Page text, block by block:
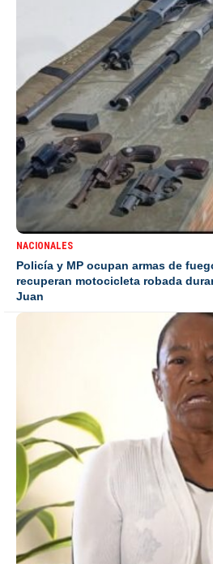
NACIONALES
Policía y MP ocupan armas de
recuperan motocicleta robada
Juan